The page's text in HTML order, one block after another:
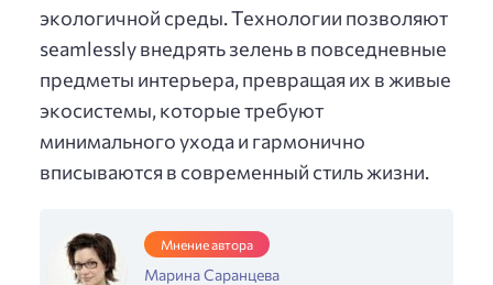
экологичной среды. Технологии позволяют
seamlessly внедрять зелень в повседневные
предметы интерьера, превращая их в живые
экосистемы, которые требуют
минимального ухода и гармонично
вписываются в современный стиль жизни.
Мнение автора
Марина Саранцева